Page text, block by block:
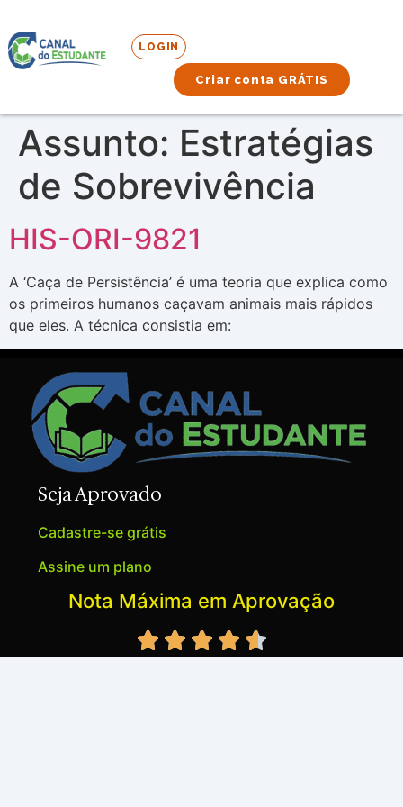
LOGIN
Criar conta GRÁTIS
Assunto: Estratégias
de Sobrevivência
HIS-ORI-9821
A ‘Caça de Persistência’ é uma teoria que explica como
os primeiros humanos caçavam animais mais rápidos
que eles. A técnica consistia em:
Seja Aprovado
Cadastre-se grátis
Assine um plano
Nota Máxima em Aprovação